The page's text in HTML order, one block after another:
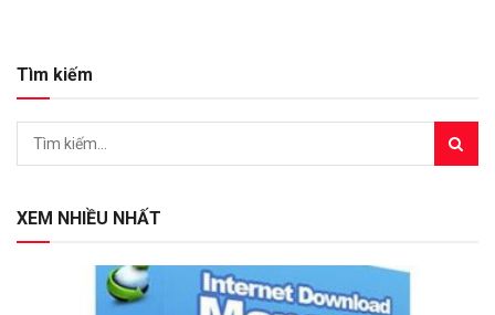
Tìm kiếm
XEM NHIỀU NHẤT